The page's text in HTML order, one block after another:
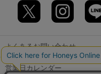
よくあるお問い合わせ
営業日カレンダー